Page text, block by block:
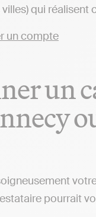
qui réalisent
un
pourrait